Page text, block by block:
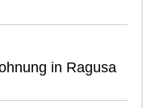
in Ragusa